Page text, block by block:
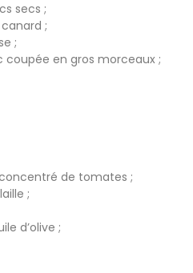
secs ;
;
;
coupée en gros morceaux ;
de tomates ;
;
d’olive ;